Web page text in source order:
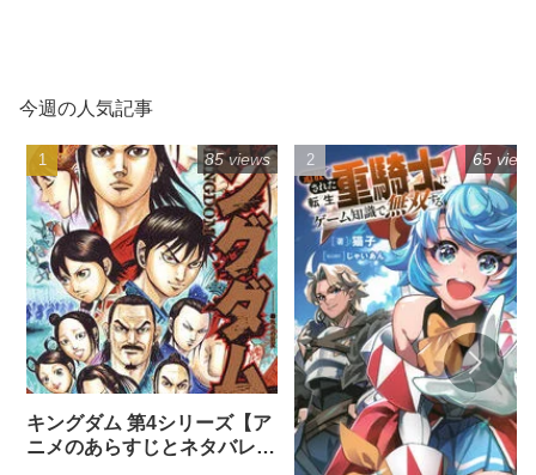
今週の人気記事
キングダム 第4シリーズ【ア
ニメのあらすじとネタバレ感
85 views 65